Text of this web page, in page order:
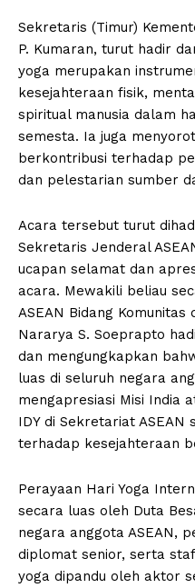
Sekretaris (Timur)
P. Kumaran, turut hadir
yoga merupakan
kesejahteraan fisik,
spiritual manusia dalam
semesta. Ia juga
berkontribusi terhadap
dan pelestarian sumber
Acara tersebut turut
Sekretaris Jenderal
ucapan selamat dan
acara. Mewakili beliau
ASEAN Bidang
Nararya S. Soeprapto
dan mengungkapkan
luas di seluruh negara
mengapresiasi Misi India
IDY di Sekretariat
terhadap kesejahteraan
Perayaan Hari Yoga
secara luas oleh Duta
negara anggota ASEAN,
diplomat senior, serta
yoga dipandu oleh aktor